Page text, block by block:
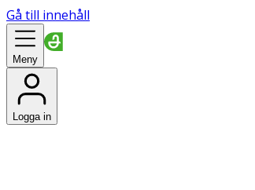
Gå till innehåll
Meny
Logga in